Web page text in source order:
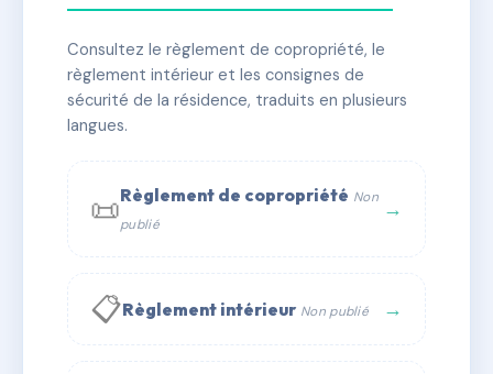
✓ Immatriculée 🏠 62 lots 🏗 1 bâtiment(s)
📞 Contacter Syndic Digital
Consultez le règlement de copropriété, le
règlement intérieur et les consignes de
sécurité de la résidence, traduits en plusieurs
langues.
📜Règlement de copropriété Non
publié
→
📋Règlement intérieur Non publié →